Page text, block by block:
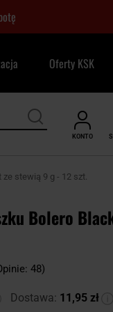
Oferty KSK
KONTO
stewią 9 g - 12 szt.
Bolero
48)
Dostawa: 11,95 zł